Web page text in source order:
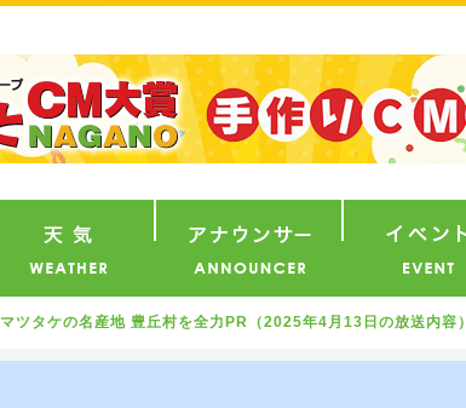
マツタケの名産地 豊丘村を全力PR（2025年4月13日の放送内容）